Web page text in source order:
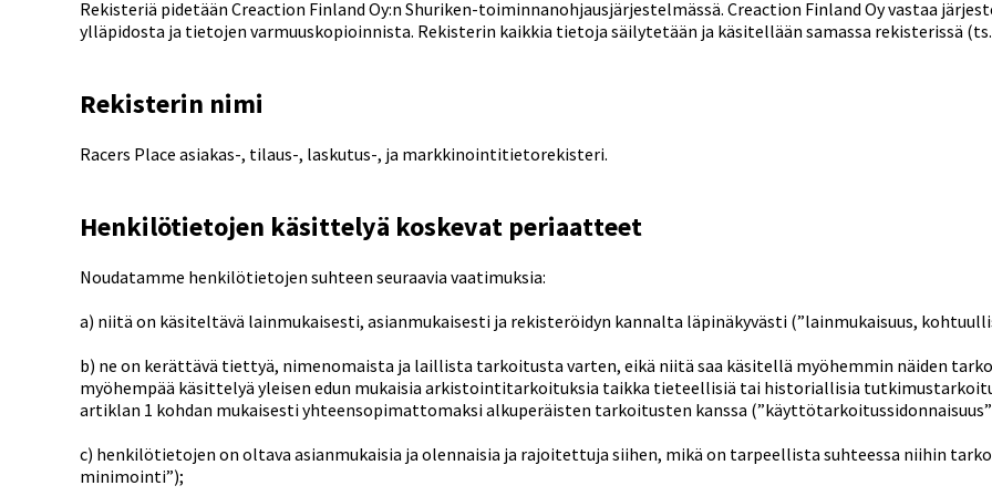
Rekisteriä pidetään Creaction Finland Oy:n Shuriken-toiminnanohjausjärjestelmässä. Creaction Finland Oy vastaa
ylläpidosta ja tietojen varmuuskopioinnista. Rekisterin kaikkia tietoja säilytetään ja käsitellään samassa rekisterissä
Rekisterin nimi
Racers Place asiakas-, tilaus-, laskutus-, ja markkinointitietorekisteri.
Henkilötietojen käsittelyä koskevat periaatteet
Noudatamme henkilötietojen suhteen seuraavia vaatimuksia:
a) niitä on käsiteltävä lainmukaisesti, asianmukaisesti ja rekisteröidyn kannalta läpinäkyvästi (”lainmukaisuus,
b) ne on kerättävä tiettyä, nimenomaista ja laillista tarkoitusta varten, eikä niitä saa käsitellä myöhemmin näiden
myöhempää käsittelyä yleisen edun mukaisia arkistointitarkoituksia taikka tieteellisiä tai historiallisia
artiklan 1 kohdan mukaisesti yhteensopimattomaksi alkuperäisten tarkoitusten kanssa
c) henkilötietojen on oltava asianmukaisia ja olennaisia ja rajoitettuja siihen, mikä on tarpeellista suhteessa niihin
minimointi”);